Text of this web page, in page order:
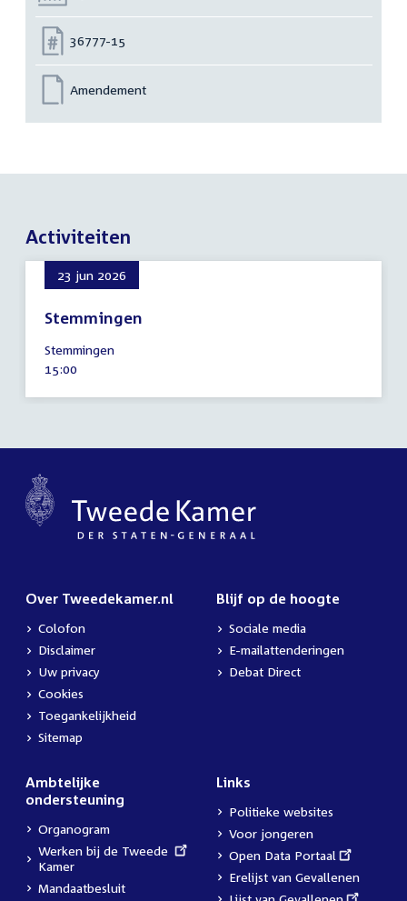
Nummer:
36777-15
Amendement
Activiteiten
23 jun 2026
Stemmingen
juni
2026
Stemmingen
Tijd
15:00
Over Tweedekamer.nl
Colofon
Disclaimer
Uw privacy
Cookies
Toegankelijkheid
Sitemap
Blijf op de hoogte
Sociale media
E-mailattenderingen
Debat Direct
Ambtelijke
ondersteuning
Organogram
External
link:
Werken bij de Tweede
Kamer
Mandaatbesluit
Links
Politieke websites
Voor jongeren
External
link:
Open Data Portaal
Erelijst van Gevallenen